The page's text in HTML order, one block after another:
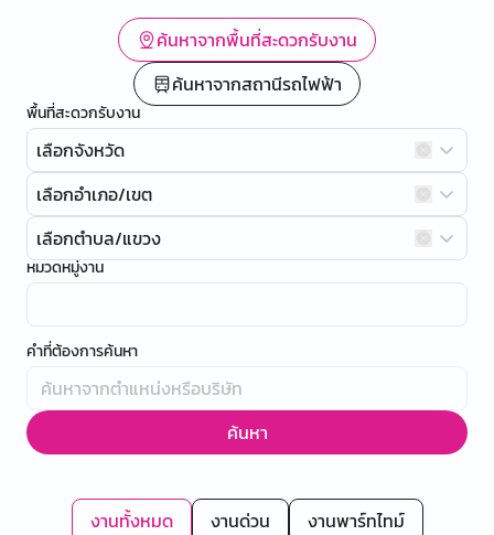
ค้นหาจากพื้นที่สะดวกรับงาน
ค้นหาจากสถานีรถไฟฟ้า
พื้นที่สะดวกรับงาน
เลือกจังหวัด
เลือกอำเภอ/เขต
เลือกตำบล/แขวง
หมวดหมู่งาน
คำที่ต้องการค้นหา
ค้นหา
งานทั้งหมด งานด่วน
งานพาร์ทไทม์